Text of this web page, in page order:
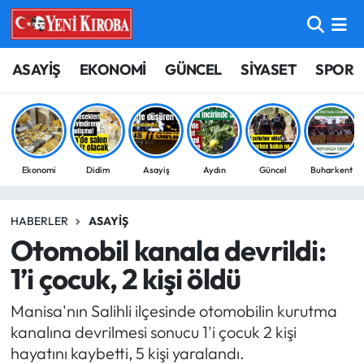
ASAYİŞ EKONOMİ GÜNCEL SİYASET SPOR
Ekonomi Didim Asayiş Aydın Güncel Buharkent
HABERLER ASAYIŞ
Otomobil kanala devrildi:
1’i çocuk, 2 kişi öldü
Manisa'nın Salihli ilçesinde otomobilin kurutma
kanalına devrilmesi sonucu 1'i çocuk 2 kişi
hayatını kaybetti, 5 kişi yaralandı.
ASAYİŞ
BİLİM-TEKNOLOJİ
ÇEVRE
EĞİTİM
EKONOMİ
GÜNCEL
GÜNDEM
Aydın Nöbetçi Eczaneler
Aydın Hava Durumu
Aydin Namaz Vakitleri
Süper Lig Puan Durumu ve Fikstür
Tüm Manşetler
Son Dakika Haberleri
Haber Arşivi